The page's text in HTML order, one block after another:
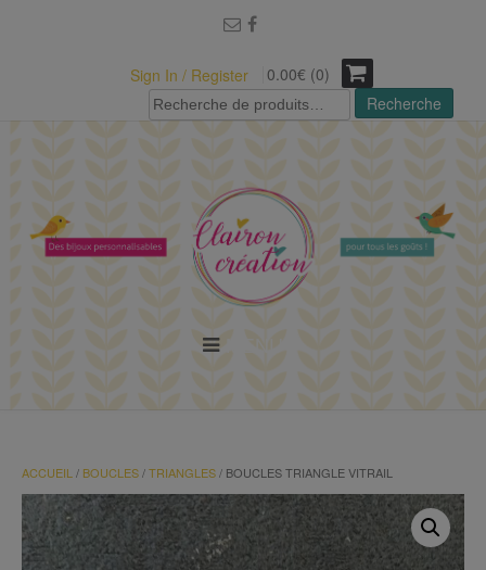
Sign In / Register
0.00€ (0)
Recherche
pour :
Recherche
ACCUEIL / BOUCLES/TRIANGLES/ BOUCLES TRIANGLE VITRAIL